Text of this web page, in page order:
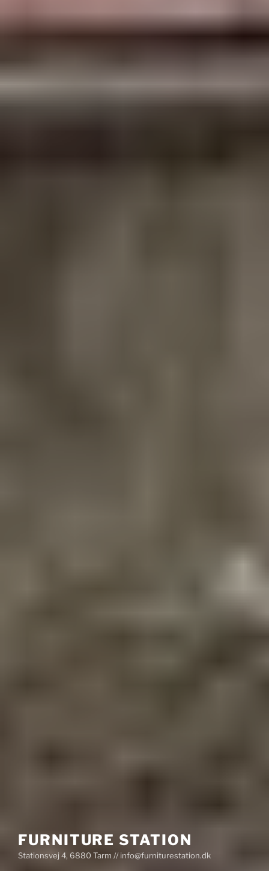
FURNITURE STATION
Stationsvej 4, 6880 Tarm // info@furniturestation.dk